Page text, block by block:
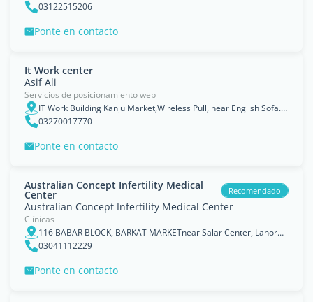
03122515206
Ponte en contacto
It Work center
Asif Ali
Servicios de posicionamiento web
IT Work Building Kanju Market,Wireless Pull, near English Sofa., Rahīmyār Khān District, Punjab
03270017770
Ponte en contacto
Australian Concept Infertility Medical
Center Recomendado
Australian Concept Infertility Medical Center
Clínicas
116 BABAR BLOCK, BARKAT MARKETnear Salar Center, Lahore, 54000, Pakistan, Punjab
03041112229
Ponte en contacto